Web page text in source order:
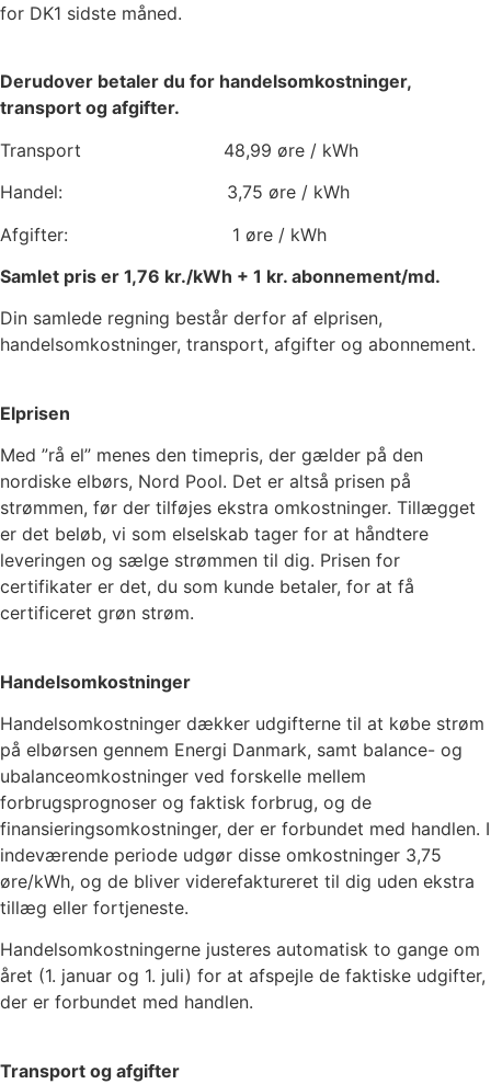
for DK1 sidste måned.
Derudover betaler du for handelsomkostninger,
transport og afgifter.
Transport 48,99 øre / kWh
Handel: 3,75 øre / kWh
Afgifter: 1 øre / kWh
Samlet pris er 1,76 kr./kWh + 1 kr. abonnement/md.
Din samlede regning består derfor af elprisen,
handelsomkostninger, transport, afgifter og abonnement.
Elprisen
Med ”rå el” menes den timepris, der gælder på den
nordiske elbørs, Nord Pool. Det er altså prisen på
strømmen, før der tilføjes ekstra omkostninger. Tillægget
er det beløb, vi som elselskab tager for at håndtere
leveringen og sælge strømmen til dig. Prisen for
certifikater er det, du som kunde betaler, for at få
certificeret grøn strøm.
Handelsomkostninger
Handelsomkostninger dækker udgifterne til at købe strøm
på elbørsen gennem Energi Danmark, samt balance- og
ubalanceomkostninger ved forskelle mellem
forbrugsprognoser og faktisk forbrug, og de
finansieringsomkostninger, der er forbundet med handlen. I
indeværende periode udgør disse omkostninger 3,75
øre/kWh, og de bliver viderefaktureret til dig uden ekstra
tillæg eller fortjeneste.
Handelsomkostningerne justeres automatisk to gange om
året (1. januar og 1. juli) for at afspejle de faktiske udgifter,
der er forbundet med handlen.
Transport og afgifter